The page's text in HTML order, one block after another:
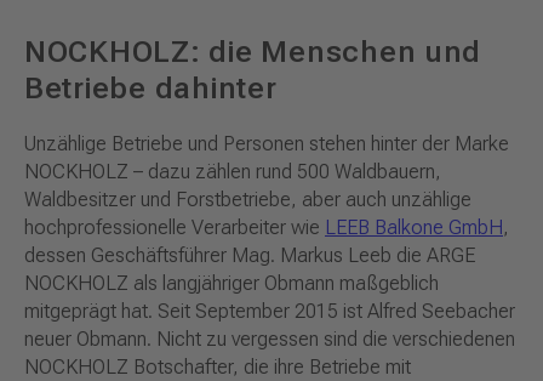
NOCKHOLZ: die Menschen und
Betriebe dahinter
Unzählige Betriebe und Personen stehen hinter der Marke
NOCKHOLZ – dazu zählen rund 500 Waldbauern,
Waldbesitzer und Forstbetriebe, aber auch unzählige
hochprofessionelle Verarbeiter wie LEEB Balkone GmbH,
dessen Geschäftsführer Mag. Markus Leeb die ARGE
NOCKHOLZ als langjähriger Obmann maßgeblich
mitgeprägt hat. Seit September 2015 ist Alfred Seebacher
neuer Obmann. Nicht zu vergessen sind die verschiedenen
NOCKHOLZ Botschafter, die ihre Betriebe mit